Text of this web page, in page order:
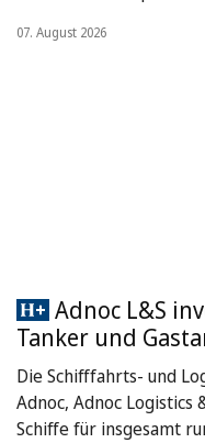
07. August 2026
Adnoc L&S
Tanker und
Die Schifffahrts- und
Adnoc, Adnoc Logistics
Schiffe für insgesamt